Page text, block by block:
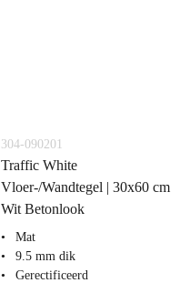
304-090201
Traffic White
Vloer-/Wandtegel | 30x60 cm
Wit Betonlook
Mat
9.5 mm dik
Gerectificeerd